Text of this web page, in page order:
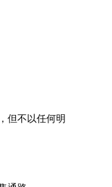
但不以任何明